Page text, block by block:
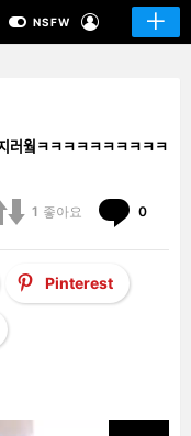
SWITCHNSFW
어지러웤ㅋㅋㅋㅋㅋㅋㅋㅋㅋㅋ
1 좋아요 0
Pinterest